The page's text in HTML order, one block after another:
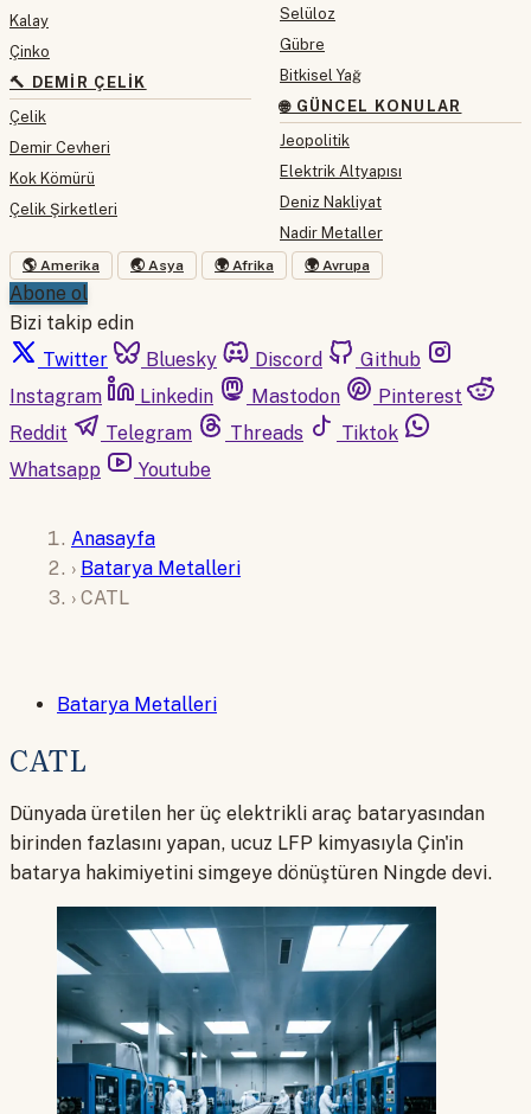
Kalay
Çinko
🔨 DEMIR ÇELIK
Çelik
Demir Cevheri
Kok Kömürü
Çelik Şirketleri
Selüloz
Gübre
Bitkisel Yağ
🌐 GÜNCEL KONULAR
Jeopolitik
Elektrik Altyapısı
Deniz Nakliyat
Nadir Metaller
🌎 Amerika 🌏 Asya 🌍 Afrika 🌍 Avrupa
Abone ol
Bizi takip edin
Twitter
Bluesky Discord
Github
Instagram
Linkedin Mastodon
Pinterest
Reddit
Telegram Threads
Tiktok
Whatsapp
Youtube
Anasayfa
› Batarya Metalleri
› CATL
Batarya Metalleri
CATL
Dünyada üretilen her üç elektrikli araç bataryasından
birinden fazlasını yapan, ucuz LFP kimyasıyla Çin'in
batarya hakimiyetini simgeye dönüştüren Ningde devi.